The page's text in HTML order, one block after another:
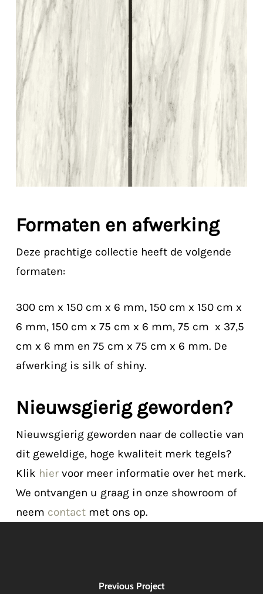
Formaten en afwerking
Deze prachtige collectie heeft de volgende
formaten:
300 cm x 150 cm x 6 mm, 150 cm x 150 cm x
6 mm, 150 cm x 75 cm x 6 mm, 75 cm x 37,5
cm x 6 mm en 75 cm x 75 cm x 6 mm. De
afwerking is silk of shiny.
Nieuwsgierig geworden?
Nieuwsgierig geworden naar de collectie van
dit geweldige, hoge kwaliteit merk tegels?
Klik hiervoor meer informatie over het merk.
We ontvangen u graag in onze showroom of
neem contactmet ons op.
Previous Project